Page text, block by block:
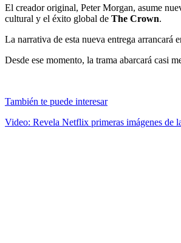
El creador original, Peter Morgan, asume
cultural y el éxito global de The Crown.
La narrativa de esta nueva entrega
Desde ese momento, la trama abarcará casi
También te puede interesar
Video: Revela Netflix primeras imágenes de